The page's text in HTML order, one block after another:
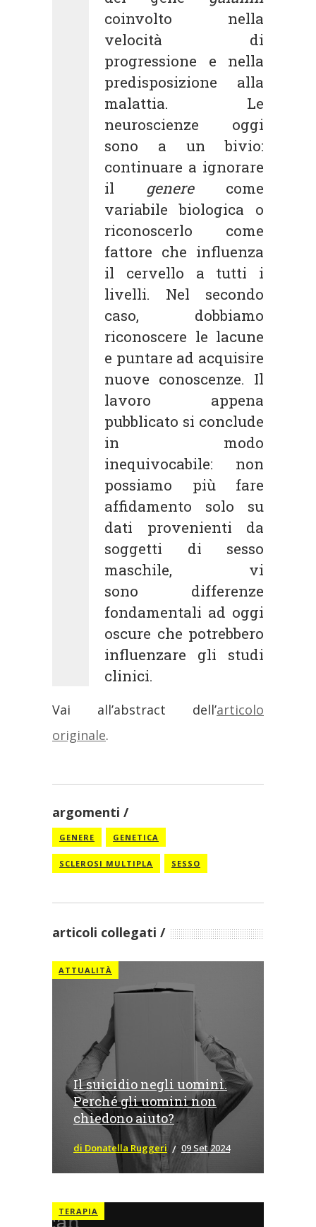
coinvolto nella
velocità di
progressione e nella
predisposizione alla
malattia. Le
neuroscienze oggi
sono a un bivio:
continuare a ignorare
il generecome
variabile biologica o
riconoscerlo come
fattore che influenza
il cervello a tutti i
livelli. Nel secondo
caso, dobbiamo
riconoscere le lacune
e puntare ad acquisire
nuove conoscenze. Il
lavoro appena
pubblicato si conclude
in modo
inequivocabile: non
possiamo più fare
affidamento solo su
dati provenienti da
soggetti di sesso
maschile, vi
sono differenze
fondamentali ad oggi
oscure che potrebbero
influenzare gli studi
clinici.
Vai all’abstract dell’articolo
originale.
argomenti
GENERE GENETICA
SCLEROSI MULTIPLA SESSO
articoli collegati
ATTUALITÀ
Il suicidio negli uomini.
Perché gli uomini non
chiedono aiuto?
di Donatella Ruggeri 09 Set 2024
TERAPIA